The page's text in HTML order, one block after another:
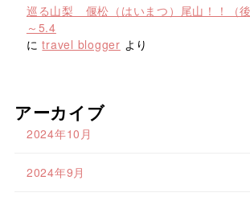
巡る山梨 偃松（はいまつ）尾山！！（
～5.4
にtravel blogger より
アーカイブ
2024年10月
2024年9月